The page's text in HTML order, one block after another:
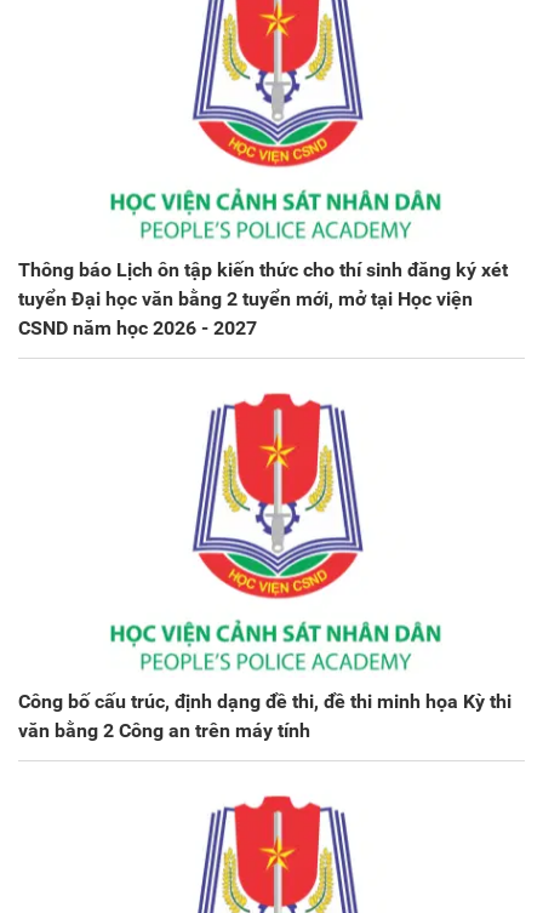
Thông báo Lịch ôn tập kiến thức cho thí sinh đăng ký xét
tuyển Đại học văn bằng 2 tuyển mới, mở tại Học viện
CSND năm học 2026 - 2027
Công bố cấu trúc, định dạng đề thi, đề thi minh họa Kỳ thi
văn bằng 2 Công an trên máy tính